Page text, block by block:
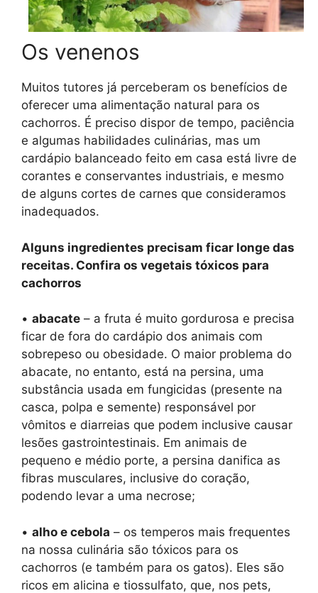
Os venenos
Muitos tutores já perceberam os benefícios de
oferecer uma alimentação natural para os
cachorros. É preciso dispor de tempo, paciência
e algumas habilidades culinárias, mas um
cardápio balanceado feito em casa está livre de
corantes e conservantes industriais, e mesmo
de alguns cortes de carnes que consideramos
inadequados.
Alguns ingredientes precisam ficar longe das
receitas. Confira os vegetais tóxicos para
cachorros
• abacate – a fruta é muito gordurosa e precisa
ficar de fora do cardápio dos animais com
sobrepeso ou obesidade. O maior problema do
abacate, no entanto, está na persina, uma
substância usada em fungicidas (presente na
casca, polpa e semente) responsável por
vômitos e diarreias que podem inclusive causar
lesões gastrointestinais. Em animais de
pequeno e médio porte, a persina danifica as
fibras musculares, inclusive do coração,
podendo levar a uma necrose;
• alho e cebola – os temperos mais frequentes
na nossa culinária são tóxicos para os
cachorros (e também para os gatos). Eles são
ricos em alicina e tiossulfato, que, nos pets,